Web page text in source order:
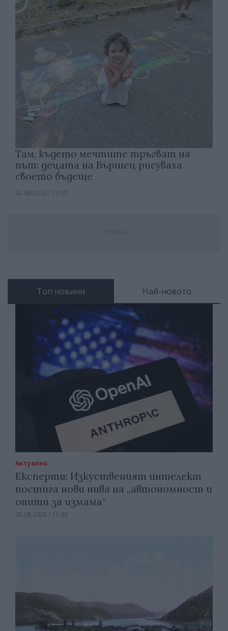
Там, където мечтите тръгват на
път: децата на Вършец рисуваха
своето бъдеще
02.08.2026 / 13:00
Топ новини Най-новото
Актуално
Експерти: Изкуственият интелект
постига нови нива на „автономност и
опити за измама“
05.08.2026 / 11:30